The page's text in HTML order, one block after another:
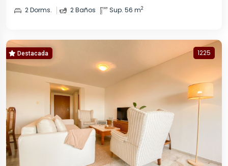
2 Dorms. 2 Baños Sup. 56 m2
Destacada 1225